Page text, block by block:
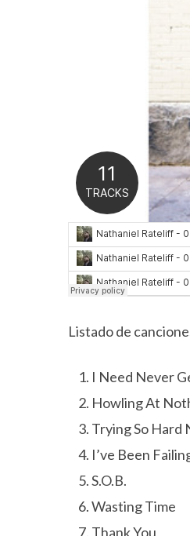
Listado de
I Need Never
Howling At
Trying So Hard
I’ve Been
S.O.B.
Wasting Time
Thank You